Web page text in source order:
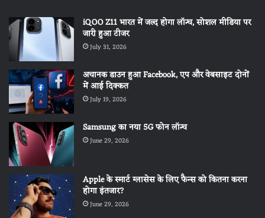
iQOO Z11 भारत में जल्द होगा लॉन्च, सोशल मीडिया पर
जारी हुआ टीजर
July 31, 2026
अचानक डाउन हुआ Facebook, एप और वेबसाइट दोनों
में आई दिक्कत
July 19, 2026
Samsung का नया 5G फोन लॉन्च
June 29, 2026
Apple के स्मार्ट ग्लासेस के लिए फैन्स को कितना करना
होगा इंतजार?
June 29, 2026